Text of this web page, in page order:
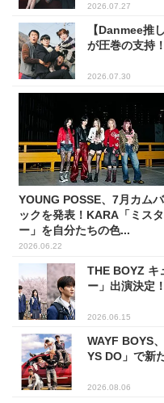
2026.07.27
【Danmee推
が圧巻の支持
2026.07.30
YOUNG POSSE、7月カムバ
ックを発表！KARA「ミスタ
ー」を自分たちの色...
2026.06.22
THE BOYZ キ
ー」出演決定
2026.06.15
WAYF BOYS
YS DO」で新
2026.08.06